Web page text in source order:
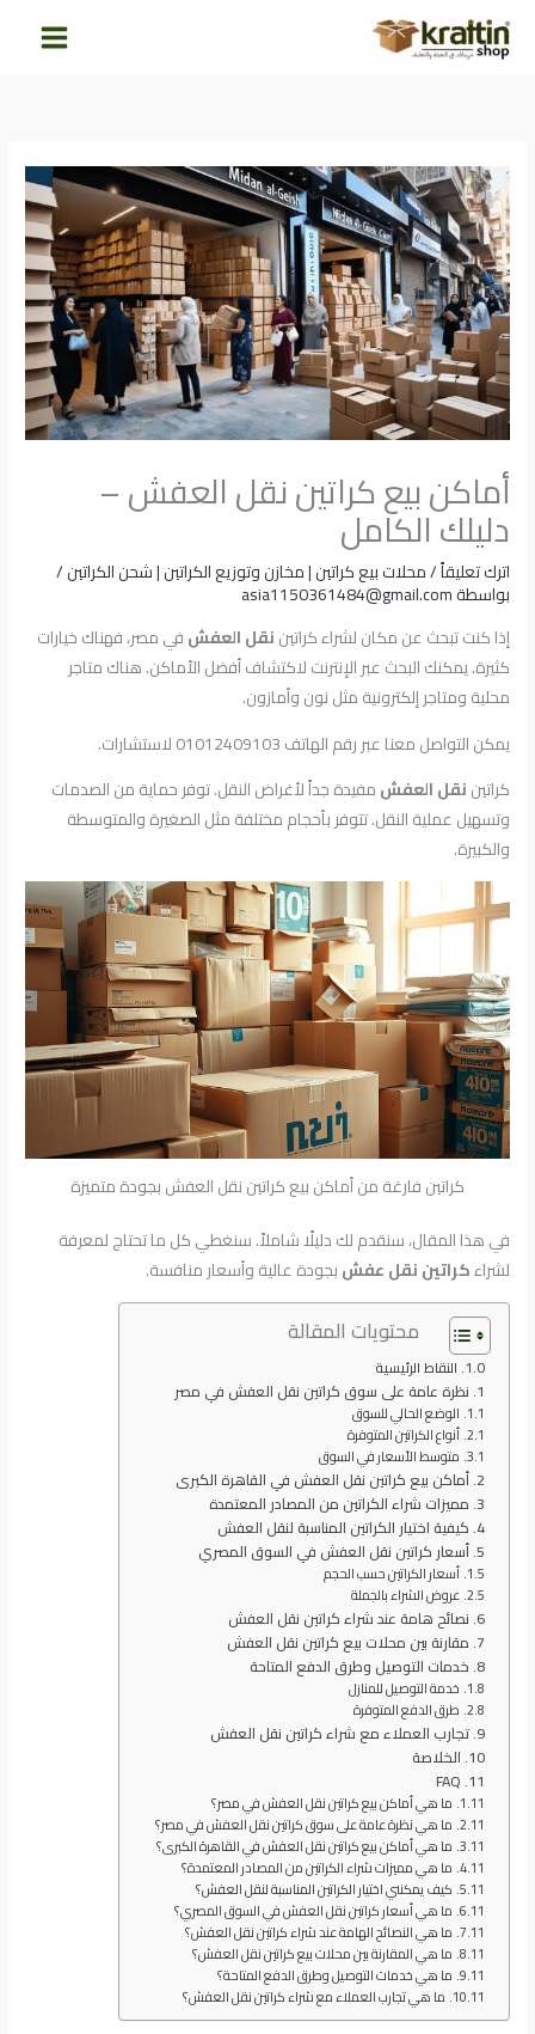
تخطي
أماكن بيع كراتين نقل العفش –
دليلك الكامل
اترك تعليقاً/محلات بيع كراتين | مخازن وتوزيع الكراتين | شحن الكراتين/
بواسطةasia1150361484@gmail.com
إذا كنت تبحث عن مكان لشراء كراتيننقل العفشفي مصر، فهناك خيارات
كثيرة. يمكنك البحث عبر الإنترنت لاكتشاف أفضل الأماكن. هناك متاجر
محلية ومتاجر إلكترونية مثل نون وأمازون.
يمكن التواصل معنا عبر رقم الهاتف 01012409103 لاستشارات.
كراتيننقل العفشمفيدة جداً لأغراض النقل. توفر حماية من الصدمات
وتسهيل عملية النقل. تتوفر بأحجام مختلفة مثل الصغيرة والمتوسطة
والكبيرة.
كراتين فارغة من أماكن بيع كراتين نقل العفش بجودة متميزة
في هذا المقال، سنقدم لك دليلًا شاملاً. سنغطي كل ما تحتاج لمعرفة
لشراءكراتين نقل عفشبجودة عالية وأسعار منافسة.
محتويات المقالة
النقاط الرئيسية
نظرة عامة على سوق كراتين نقل العفش في مصر
الوضع الحالي للسوق
أنواع الكراتين المتوفرة
متوسط الأسعار في السوق
أماكن بيع كراتين نقل العفش في القاهرة الكبرى
مميزات شراء الكراتين من المصادر المعتمدة
كيفية اختيار الكراتين المناسبة لنقل العفش
أسعار كراتين نقل العفش في السوق المصري
أسعار الكراتين حسب الحجم
عروض الشراء بالجملة
نصائح هامة عند شراء كراتين نقل العفش
مقارنة بين محلات بيع كراتين نقل العفش
خدمات التوصيل وطرق الدفع المتاحة
خدمة التوصيل للمنازل
طرق الدفع المتوفرة
تجارب العملاء مع شراء كراتين نقل العفش
الخلاصة
FAQ
ما هي أماكن بيع كراتين نقل العفش في مصر؟
ما هي نظرة عامة على سوق كراتين نقل العفش في مصر؟
ما هي أماكن بيع كراتين نقل العفش في القاهرة الكبرى؟
ما هي مميزات شراء الكراتين من المصادر المعتمدة؟
كيف يمكنني اختيار الكراتين المناسبة لنقل العفش؟
ما هي أسعار كراتين نقل العفش في السوق المصري؟
ما هي النصائح الهامة عند شراء كراتين نقل العفش؟
ما هي المقارنة بين محلات بيع كراتين نقل العفش؟
ما هي خدمات التوصيل وطرق الدفع المتاحة؟
ما هي تجارب العملاء مع شراء كراتين نقل العفش؟